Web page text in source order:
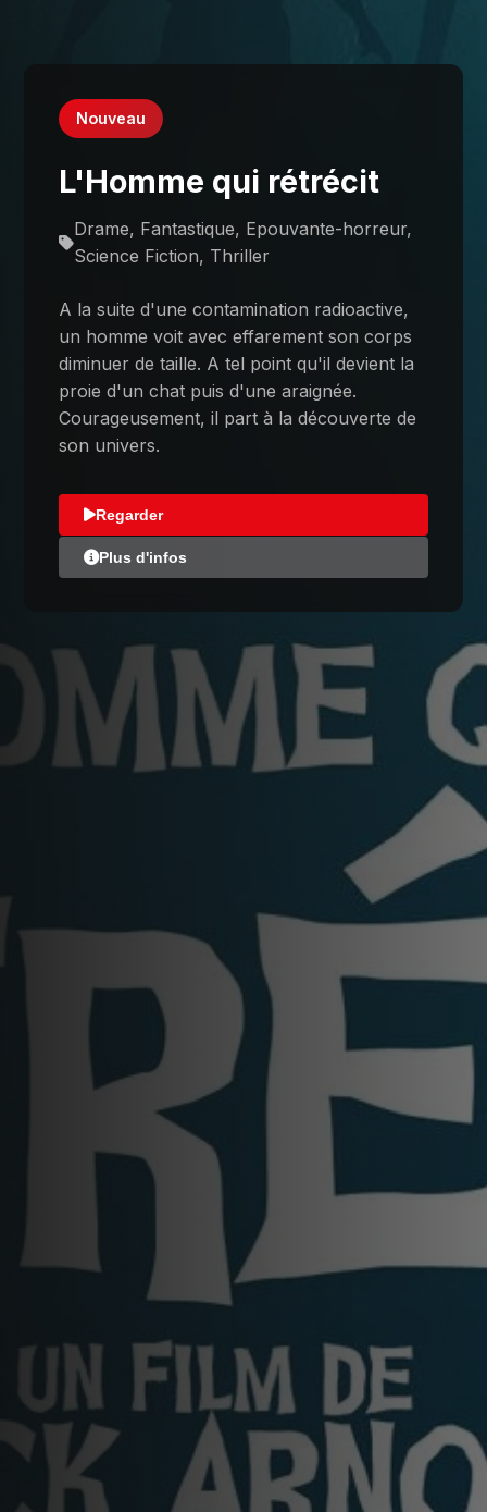
Nouveau
L'Homme qui rétrécit
Drame, Fantastique, Epouvante-horreur,
Science Fiction, Thriller
A la suite d'une contamination radioactive,
un homme voit avec effarement son corps
diminuer de taille. A tel point qu'il devient la
proie d'un chat puis d'une araignée.
Courageusement, il part à la découverte de
son univers.
Regarder
Plus d'infos